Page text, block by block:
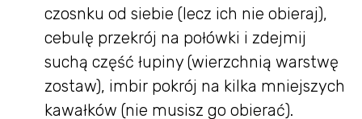
czosnku od siebie (lecz ich nie obieraj),
cebulę przekrój na połówki i zdejmij
suchą część łupiny (wierzchnią warstwę
zostaw), imbir pokrój na kilka mniejszych
kawałków (nie musisz go obierać).